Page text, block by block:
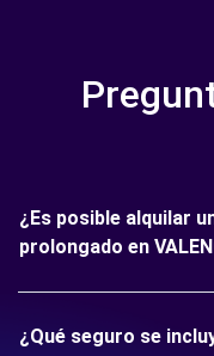
¿Es posible alquilar
prolongado en
¿Qué seguro se